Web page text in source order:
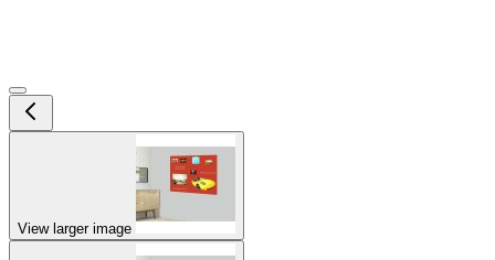
View larger image